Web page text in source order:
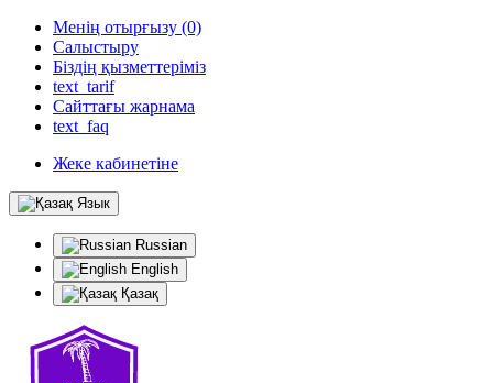
Менің отырғызу (0)
Салыстыру
Біздің қызметтеріміз
text_tarif
Сайттағы жарнама
text_faq
Жеке кабинетіне
Язык
Russian
English
Қазақ